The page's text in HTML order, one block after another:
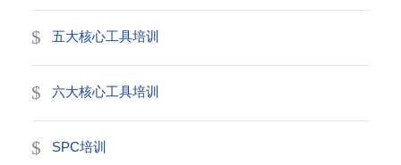
五大核心工具培训
六大核心工具培训
SPC培训